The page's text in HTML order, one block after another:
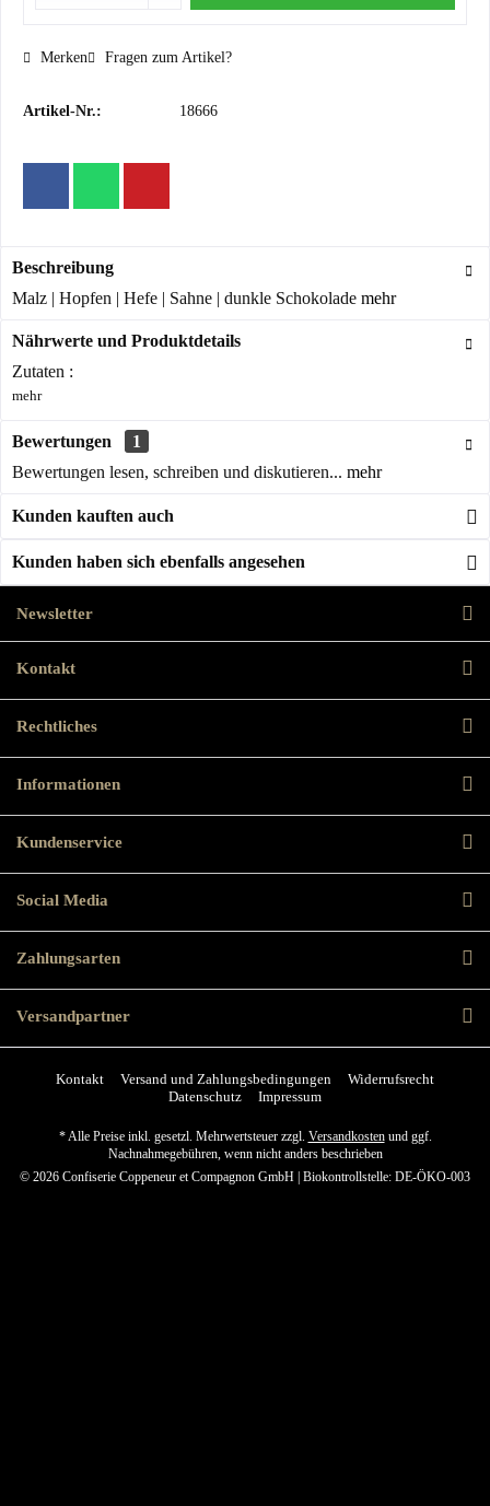
Merken Fragen zum Artikel?
Artikel-Nr.: 18666
Beschreibung
Malz | Hopfen | Hefe | Sahne | dunkle Schokolade mehr
Nährwerte und Produktdetails
Zutaten :
mehr
Bewertungen
1
Bewertungen lesen, schreiben und diskutieren... mehr
Kunden kauften auch
Kunden haben sich ebenfalls angesehen
Newsletter
Kontakt
Rechtliches
Informationen
Kundenservice
Social Media
Zahlungsarten
Versandpartner
Kontakt Versand und Zahlungsbedingungen
Widerrufsrecht
Datenschutz
Impressum
* Alle Preise inkl. gesetzl. Mehrwertsteuer zzgl. Versandkostenund ggf.
Nachnahmegebühren, wenn nicht anders beschrieben
© 2026 Confiserie Coppeneur et Compagnon GmbH | Biokontrollstelle: DE-ÖKO-003